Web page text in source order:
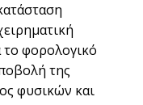
το φορολογικό
της
φυσικών και